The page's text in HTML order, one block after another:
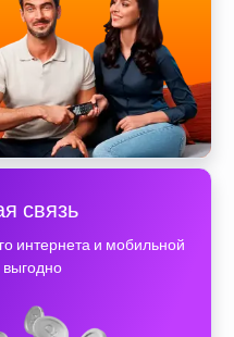
связь
интернета и мобильной
выгодно